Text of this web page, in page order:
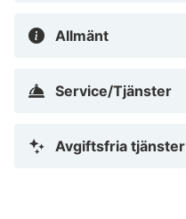
Allmänt
Service/Tjänster
Avgiftsfria tjänster